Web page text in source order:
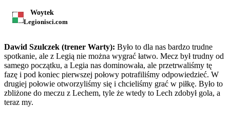
Woytek
Legionisci.com
Dawid Szulczek (trener Warty): Było to dla nas bardzo trudne
spotkanie, ale z Legią nie można wygrać łatwo. Mecz był trudny od
samego początku, a Legia nas dominowała, ale przetrwaliśmy tę
fazę i pod koniec pierwszej połowy potrafiliśmy odpowiedzieć. W
drugiej połowie otworzyliśmy się i chcieliśmy grać w piłkę. Było to
zbliżone do meczu z Lechem, tyle że wtedy to Lech zdobył gola, a
teraz my.